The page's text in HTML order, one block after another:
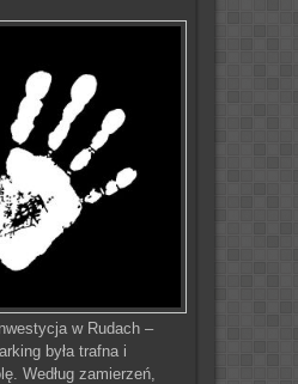
w Rudach –
była trafna i
Według zamierzeń,